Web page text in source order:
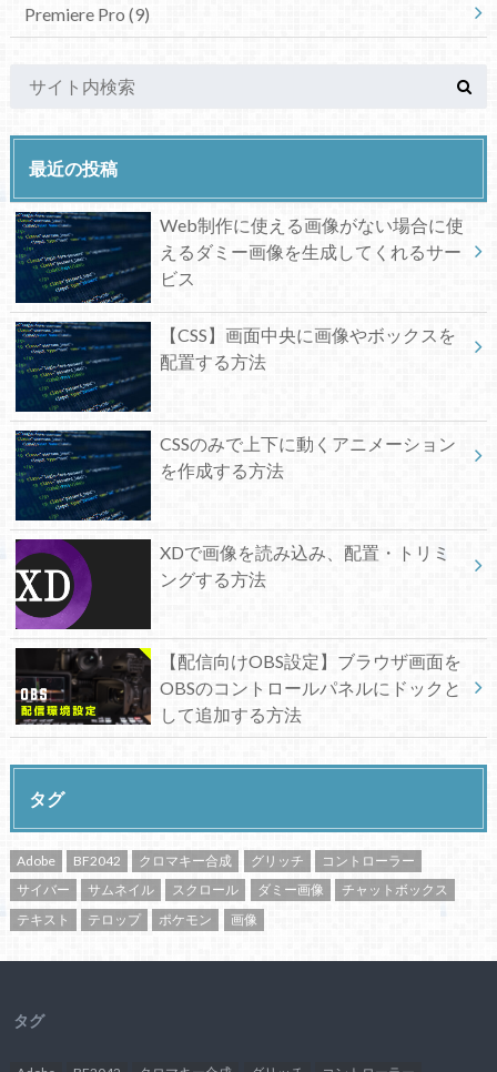
Premiere Pro (9)
最近の投稿
Web制作に使える画像がない場合に使
えるダミー画像を生成してくれるサー
ビス
【CSS】画面中央に画像やボックスを
配置する方法
CSSのみで上下に動くアニメーション
を作成する方法
XDで画像を読み込み、配置・トリミ
ングする方法
【配信向けOBS設定】ブラウザ画面を
OBSのコントロールパネルにドックと
して追加する方法
タグ
Adobe BF2042 クロマキー合成 グリッチ
コントローラー
サイバー
サムネイル スクロール ダミー画像
チャットボックス
テキスト
テロップ ポケモン 画像
タグ